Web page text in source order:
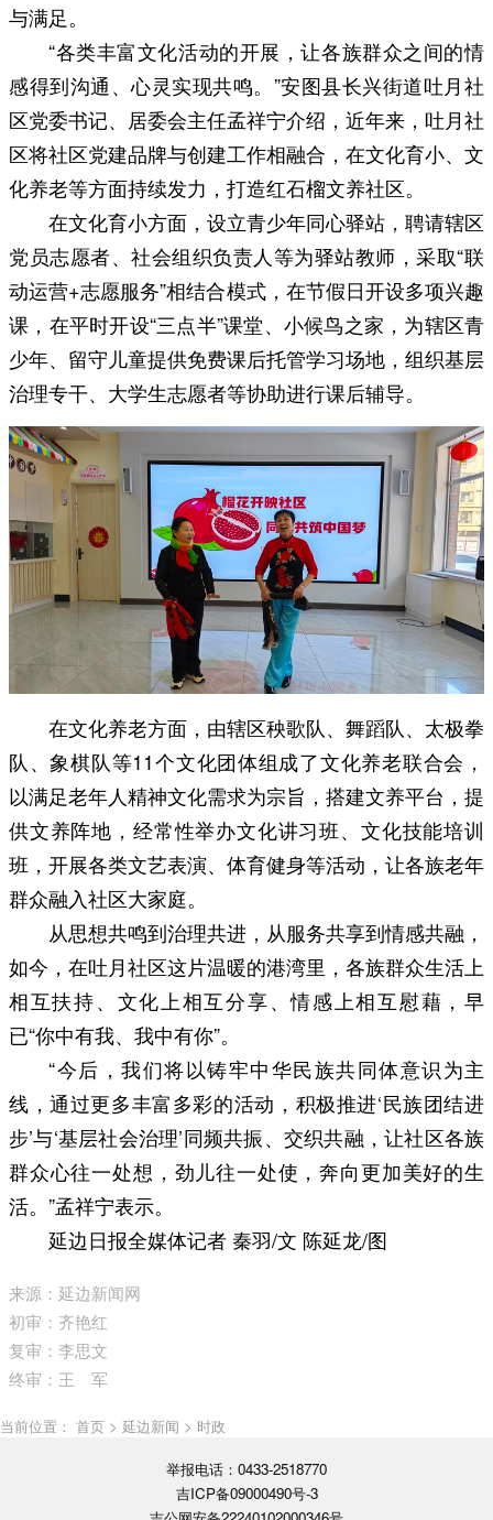
与满足。
“各类丰富文化活动的开展，让各族群众之间的情
感得到沟通、心灵实现共鸣。”安图县长兴街道吐月社
区党委书记、居委会主任孟祥宁介绍，近年来，吐月社
区将社区党建品牌与创建工作相融合，在文化育小、文
化养老等方面持续发力，打造红石榴文养社区。
在文化育小方面，设立青少年同心驿站，聘请辖区
党员志愿者、社会组织负责人等为驿站教师，采取“联
动运营+志愿服务”相结合模式，在节假日开设多项兴趣
课，在平时开设“三点半”课堂、小候鸟之家，为辖区青
少年、留守儿童提供免费课后托管学习场地，组织基层
治理专干、大学生志愿者等协助进行课后辅导。
在文化养老方面，由辖区秧歌队、舞蹈队、太极拳
队、象棋队等11个文化团体组成了文化养老联合会，
以满足老年人精神文化需求为宗旨，搭建文养平台，提
供文养阵地，经常性举办文化讲习班、文化技能培训
班，开展各类文艺表演、体育健身等活动，让各族老年
群众融入社区大家庭。
从思想共鸣到治理共进，从服务共享到情感共融，
如今，在吐月社区这片温暖的港湾里，各族群众生活上
相互扶持、文化上相互分享、情感上相互慰藉，早
已“你中有我、我中有你”。
“今后，我们将以铸牢中华民族共同体意识为主
线，通过更多丰富多彩的活动，积极推进‘民族团结进
步’与‘基层社会治理’同频共振、交织共融，让社区各族
群众心往一处想，劲儿往一处使，奔向更加美好的生
活。”孟祥宁表示。
延边日报全媒体记者 秦羽/文 陈延龙/图
来源：延边新闻网
初审：齐艳红
复审：李思文
终审：王 军
当前位置： 首页 > 延边新闻 > 时政
举报电话：0433-2518770
吉ICP备09000490号-3